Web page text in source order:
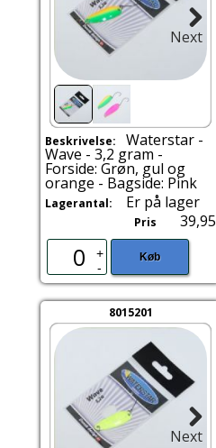
Next
Beskrivelse: Waterstar -
Wave - 3,2 gram -
Forside: Grøn, gul og
orange - Bagside: Pink
Lagerantal: Er på lager
Pris 39,95
+
-
Køb
8015201
Next